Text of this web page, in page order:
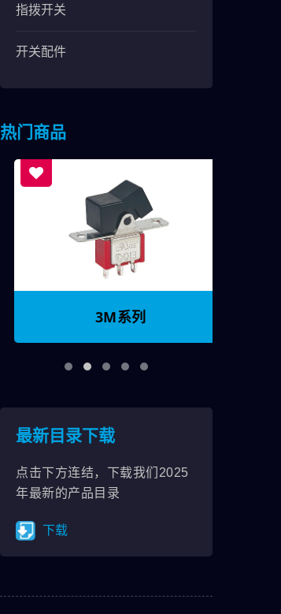
指拨开关
开关配件
热门商品
3M系列
最新目录下载
点击下方连结，下载我们2025
年最新的产品目录
下载